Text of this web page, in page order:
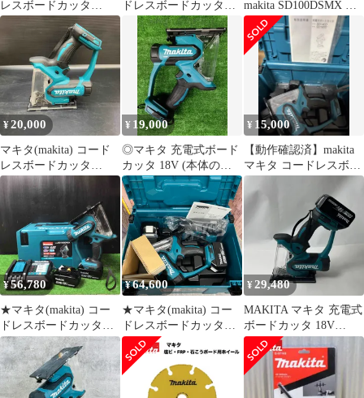
レスボードカッタ
SD180DZ【川越店】
ドレスボードカッタ
SD140DRGX【鴻巣店】
makita SD100DSMX 充
電式ボードカッタ
10.8V ケース・充電
器・バッテリ2個付
¥20,000
マキタ(makita) コード
レスボードカッタ
SD180DZ【川越店】
¥ 19,000
◎マキタ 充電式ボード
カッタ 18V (本体のみ)
SD180DZ モータ異音無
し、動作確認済み
¥ 15,000
【動作確認済】makita
マキタ コードレスボー
ドカッター SD180D
¥56,780
★マキタ(makita) コー
ドレスボードカッタ
SD180DRGX フルセッ
ト【岩槻店】
¥64,600
★マキタ(makita) コー
ドレスボードカッタ
SD180DRGX【八潮店】
¥29,480
MAKITA マキタ 充電式
ボードカッタ 18V
SD180DZ グリーン バ
ッテリー1個付